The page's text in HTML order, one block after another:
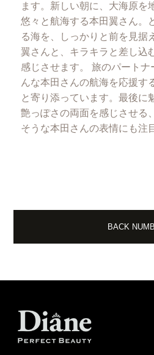
ます。新しい朝に、大海原を
悠々と航海する本田翼さん。
る海を、しっかりと前を見据
翼さんと、キラキラと差し込
感じさせます。 旅のパート
んな本田さんの航海を応援す
と寄り添っています。最後に
艶っぽさの両面を感じさせる
そうな本田さんの表情にも注
BACK